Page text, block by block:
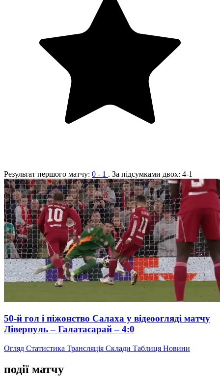
Результат першого матчу: 0 - 1 . За підсумками двох: 4-1
50-й гол і піжонство Салаха у відеоогляді матчу
Ліверпуль – Галатасарай – 4:0
Огляд Статистика Трансляція Склади Таблиця Новини
події матчу